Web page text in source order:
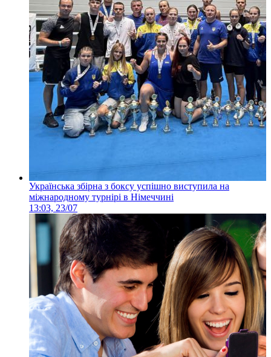
Українська збірна з боксу успішно виступила на
міжнародному турнірі в Німеччині
13:03, 23/07